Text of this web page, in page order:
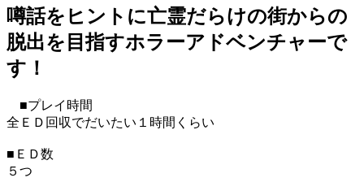
噂話をヒントに亡霊だらけの街からの
脱出を目指すホラーアドベンチャーで
す！
■プレイ時間
全ＥＤ回収でだいたい１時間くらい
■ＥＤ数
５つ